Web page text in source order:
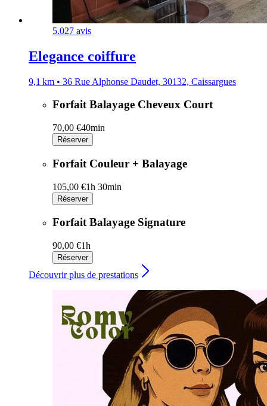
5.027 avis
Elegance coiffure
9,1 km • 36 Rue Alphonse Daudet, 30132, Caissargues
Forfait Balayage Cheveux Court
70,00 €40min
Réserver
Forfait Couleur + Balayage
105,00 €1h 30min
Réserver
Forfait Balayage Signature
90,00 €1h
Réserver
Découvrir plus de prestations